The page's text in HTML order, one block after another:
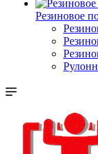
Резиновое